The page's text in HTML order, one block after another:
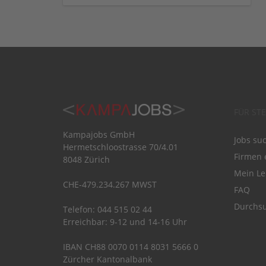
Kampajobs GmbH
Hermetschloostrasse 70/4.01
8048 Zürich
CHE-479.234.267 MWST
Telefon: 044 515 02 44
Erreichbar: 9-12 und 14-16 Uhr
IBAN CH88 0070 0114 8031 5666 0
Zürcher Kantonalbank
Jobs
Firmen
Mein
FAQ